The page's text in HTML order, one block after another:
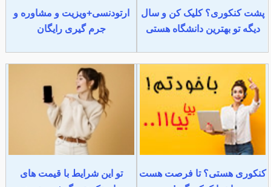
پشت کنکوری؟ کلیک کن و سال
دیگه تو بهترین دانشگاه هستی
ارتودنسی+ویزیت و مشاوره و
جرم گیری رایگان
کنکوری هستی؟ تا فرصت هست
تو این شرایط با قیمت های